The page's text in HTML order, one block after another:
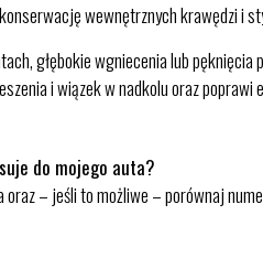
wewnętrznych krawędzi i
głębokie wgniecenia lub
i wiązek w nadkolu oraz poprawi
do mojego auta?
– jeśli to możliwe – porównaj